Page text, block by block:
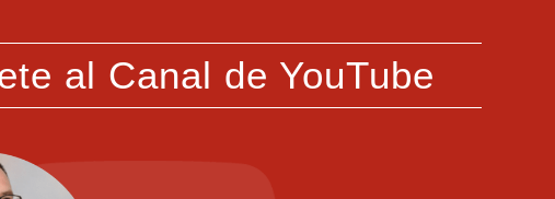
al Canal de YouTube